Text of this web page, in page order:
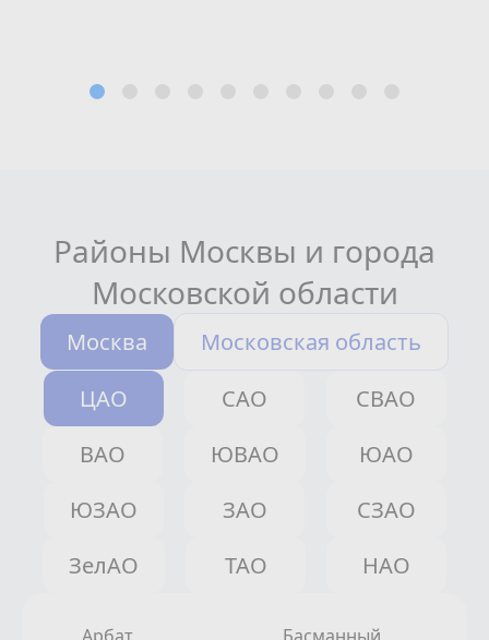
Районы Москвы и города
Московской области
Москва
Московская область
ЦАО
САО
СВАО
ВАО
ЮВАО
ЮАО
ЮЗАО
ЗАО
СЗАО
ЗелАО
ТАО НАО